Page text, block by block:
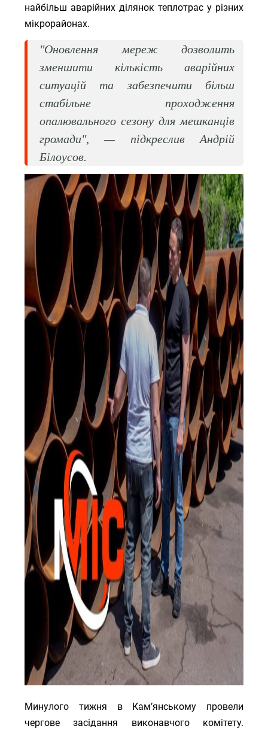
найбільш аварійних ділянок теплотрас у різних
мікрорайонах.
"Оновлення мереж дозволить
зменшити кількість аварійних
ситуацій та забезпечити більш
стабільне проходження
опалювального сезону для мешканців
громади", — підкреслив Андрій
Білоусов.
Минулого тижня в Кам’янському провели
чергове засідання виконавчого комітету.